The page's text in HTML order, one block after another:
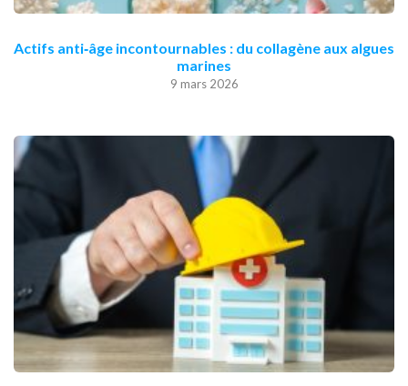
Actifs anti‑âge incontournables : du collagène aux algues
marines
9 mars 2026